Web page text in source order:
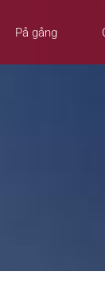
På gång